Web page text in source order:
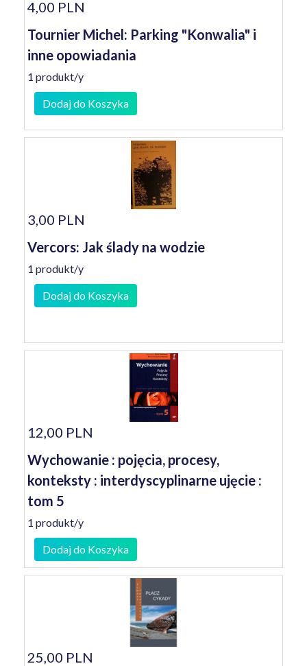
4,00 PLN
Tournier Michel: Parking "Konwalia" i
inne opowiadania
1 produkt/y
Dodaj do Koszyka
3,00 PLN
Vercors: Jak ślady na wodzie
1 produkt/y
Dodaj do Koszyka
12,00 PLN
Wychowanie : pojęcia, procesy,
konteksty : interdyscyplinarne ujęcie :
tom 5
1 produkt/y
Dodaj do Koszyka
25,00 PLN